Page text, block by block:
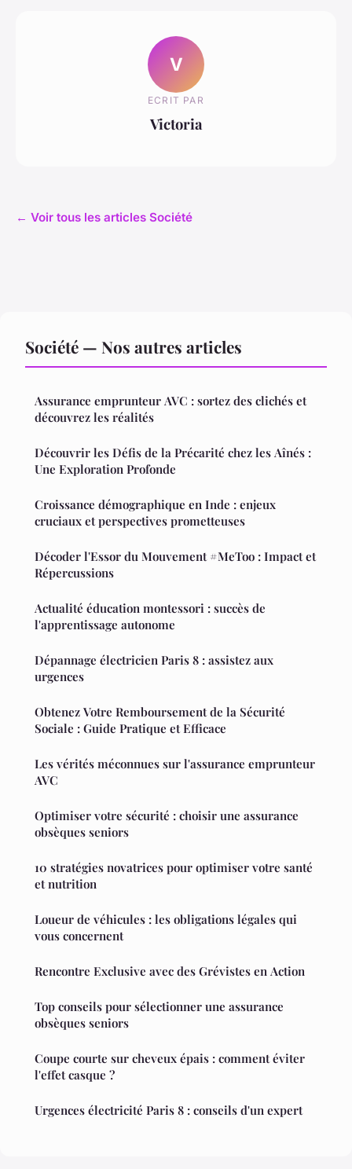
V
ECRIT PAR
Victoria
← Voir tous les articles Société
Société — Nos autres articles
Assurance emprunteur AVC : sortez des clichés et
découvrez les réalités
Découvrir les Défis de la Précarité chez les Aînés :
Une Exploration Profonde
Croissance démographique en Inde : enjeux
cruciaux et perspectives prometteuses
Décoder l'Essor du Mouvement #MeToo : Impact et
Répercussions
Actualité éducation montessori : succès de
l'apprentissage autonome
Dépannage électricien Paris 8 : assistez aux
urgences
Obtenez Votre Remboursement de la Sécurité
Sociale : Guide Pratique et Efficace
Les vérités méconnues sur l'assurance emprunteur
AVC
Optimiser votre sécurité : choisir une assurance
obsèques seniors
10 stratégies novatrices pour optimiser votre santé
et nutrition
Loueur de véhicules : les obligations légales qui
vous concernent
Rencontre Exclusive avec des Grévistes en Action
Top conseils pour sélectionner une assurance
obsèques seniors
Coupe courte sur cheveux épais : comment éviter
l'effet casque ?
Urgences électricité Paris 8 : conseils d'un expert